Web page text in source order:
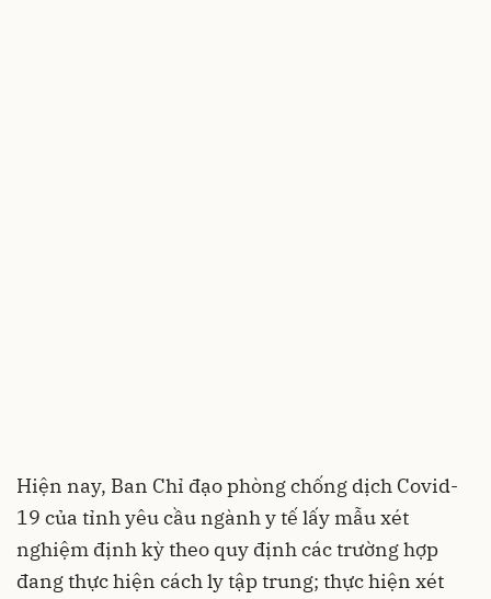
Hiện nay, Ban Chỉ đạo phòng chống dịch Covid-
19 của tỉnh yêu cầu ngành y tế lấy mẫu xét
nghiệm định kỳ theo quy định các trường hợp
đang thực hiện cách ly tập trung; thực hiện xét